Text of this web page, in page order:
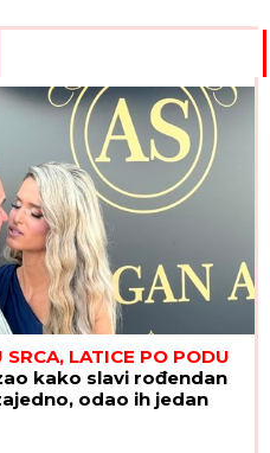
LATICE PO PODU
kako slavi rođendan
odao ih jedan